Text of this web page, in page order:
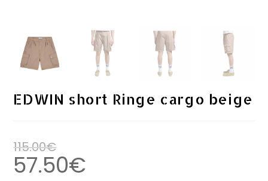
EDWIN short Ringe cargo beige
115.00€
57.50€